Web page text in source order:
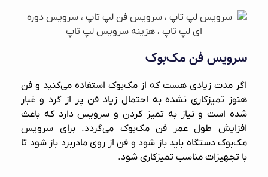
سرویس فن مک‌بوک
اگر مدت زیادی هست که از مک‌بوک استفاده می‌کنید و فن
هنوز تمیزکاری نشده به احتمال زیاد فن پر از گرد و غبار
شده است و نیاز به تمیز کردن و سرویس دارد که باعث
افزایش طول عمر فن مک‌بوک می‌گردد. برای سرویس
مک‌بوک دستگاه باید باز شود و فن از روی مادربرد باز شود تا
با تجهیزات مناسب تمیزکاری شود.